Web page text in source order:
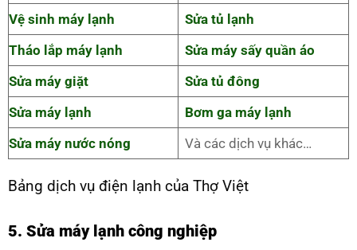
Vệ sinh máy lạnh
Sửa tủ lạnh
Tháo lắp máy lạnh
Sửa máy sấy quần áo
Sửa máy giặt
Sửa tủ đông
Sửa máy lạnh
Bơm ga máy lạnh
Sửa máy nước nóng
Và các dịch vụ khác…
Bảng dịch vụ điện lạnh của Thợ Việt
5. Sửa máy lạnh công nghiệp